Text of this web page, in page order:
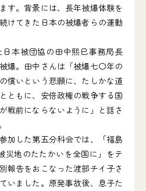
す。背景には、長年被爆体験を
けてきた日本の被爆者らの運動
本被団協の田中熙巳事務局長
爆。田中さんは「被爆七〇年の
償いという悲願に、たしかな道
ともに、安倍政権の戦争する国
戦前にならないように」と話さ
加した第五分科会では、「福島
災地のたたかいを全国に」をテ
報告をおこなった渡部チイ子さ
いました。原発事故後、息子た